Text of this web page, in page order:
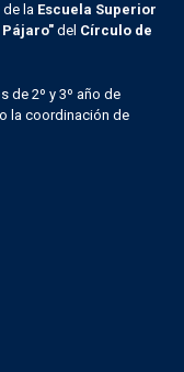
de la Escuela Superior
Pájaro" del Círculo de
de 2º y 3º año de
la coordinación de